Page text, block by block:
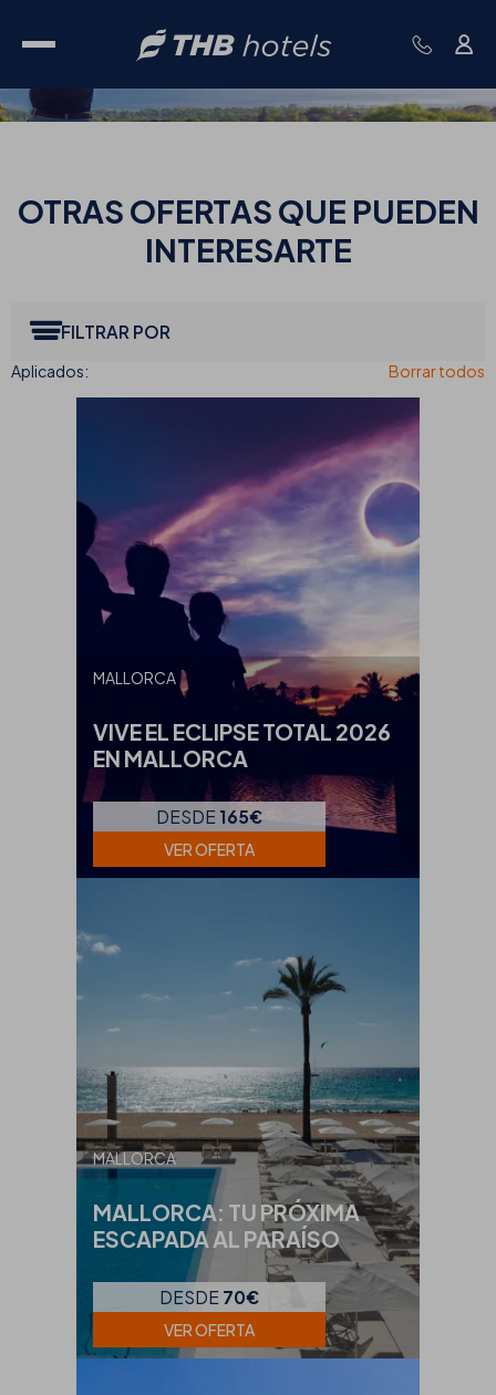
OTRAS OFERTAS QUE PUEDEN
INTERESARTE
FILTRAR POR
MALLORCA
VIVE EL ECLIPSE TOTAL 2026
EN MALLORCA
DESDE 165€
VER OFERTA
MALLORCA
MALLORCA: TU PRÓXIMA
ESCAPADA AL PARAÍSO
DESDE 70€
VER OFERTA